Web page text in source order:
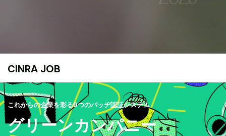
CINRA JOB
これからの企業を彩る9つのバッヂ認証システム
グリーンカンパニー